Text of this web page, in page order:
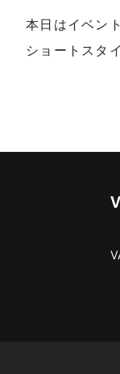
本日はイベン
ショートスタ